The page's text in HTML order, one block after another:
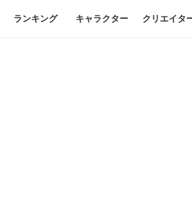
ランキング キャラクター クリエイタ